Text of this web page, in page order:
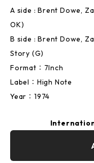
A side : Brent Dowe,
OK)
B side : Brent Dowe,
Story (G)
Format：7Inch
Label：High Note
Year：1974